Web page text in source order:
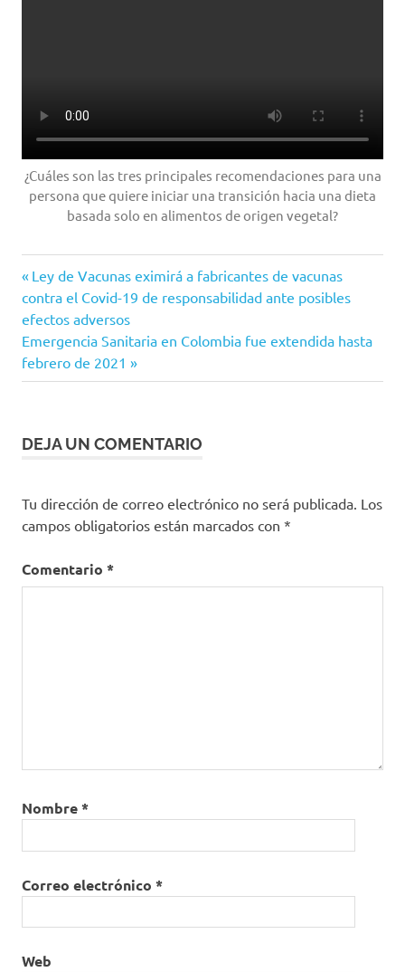
¿Cuáles son las tres principales recomendaciones para una
persona que quiere iniciar una transición hacia una dieta
basada solo en alimentos de origen vegetal?
alimentacion
sana
Dieta
Dietas
Vegano
Yogurt
Navegación
de
entradas
Entrada
anterior:
Ley de Vacunas eximirá a fabricantes de vacunas
contra el Covid-19 de responsabilidad ante posibles
efectos adversos
Siguiente
entrada:
Emergencia Sanitaria en Colombia fue extendida hasta
febrero de 2021
DEJA UN COMENTARIO
Tu dirección de correo electrónico no será publicada. Los
campos obligatorios están marcados con *
Comentario *
Nombre*
Correo electrónico *
Web